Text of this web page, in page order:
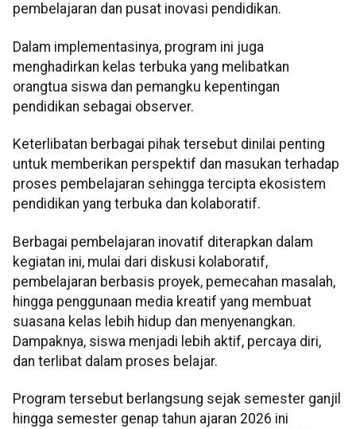
pembelajaran dan pusat inovasi pendidikan.
Dalam implementasinya, program ini juga
menghadirkan kelas terbuka yang melibatkan
orangtua siswa dan pemangku kepentingan
pendidikan sebagai observer.
Keterlibatan berbagai pihak tersebut dinilai penting
untuk memberikan perspektif dan masukan terhadap
proses pembelajaran sehingga tercipta ekosistem
pendidikan yang terbuka dan kolaboratif.
Berbagai pembelajaran inovatif diterapkan dalam
kegiatan ini, mulai dari diskusi kolaboratif,
pembelajaran berbasis proyek, pemecahan masalah,
hingga penggunaan media kreatif yang membuat
suasana kelas lebih hidup dan menyenangkan.
Dampaknya, siswa menjadi lebih aktif, percaya diri,
dan terlibat dalam proses belajar.
Program tersebut berlangsung sejak semester ganjil
hingga semester genap tahun ajaran 2026 ini